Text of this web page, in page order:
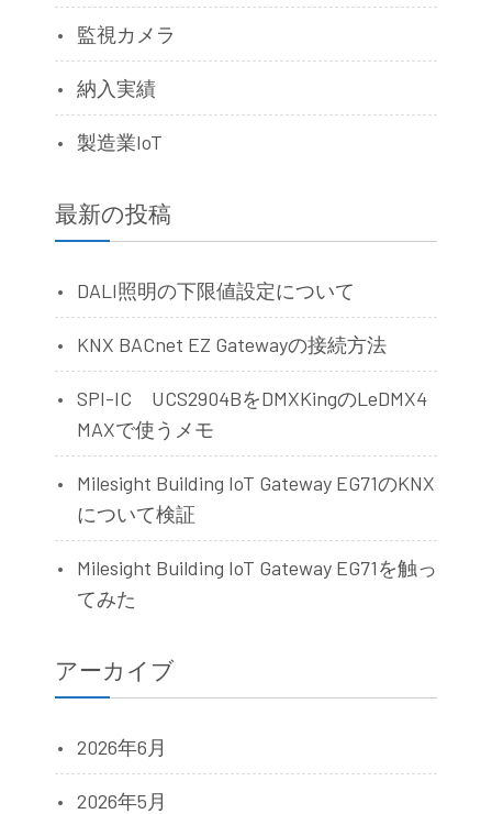
監視カメラ
納入実績
製造業IoT
最新の投稿
DALI照明の下限値設定について
KNX BACnet EZ Gatewayの接続方法
SPI-IC UCS2904BをDMXKingのLeDMX4
MAXで使うメモ
Milesight Building IoT Gateway EG71のKNX
について検証
Milesight Building IoT Gateway EG71を触っ
てみた
アーカイブ
2026年6月
2026年5月